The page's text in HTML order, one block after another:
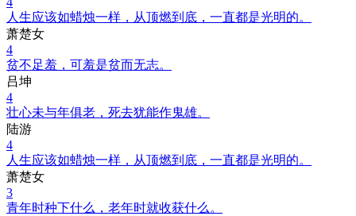
人生应该如蜡烛一样，从顶燃到底，一直都是光明的。
萧楚女
4
贫不足羞，可羞是贫而无志。
吕坤
4
壮心未与年俱老，死去犹能作鬼雄。
陆游
4
人生应该如蜡烛一样，从顶燃到底，一直都是光明的。
萧楚女
3
青年时种下什么，老年时就收获什么。